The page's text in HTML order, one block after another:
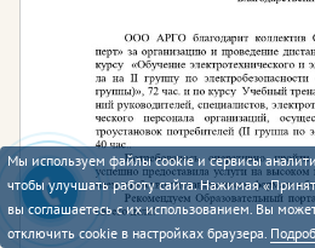
Мы используем файлы cookie и сервисы
чтобы улучшать работу сайта. Нажимая
вы соглашаетесь с их использованием. Вы
отключить cookie в настройках браузера.